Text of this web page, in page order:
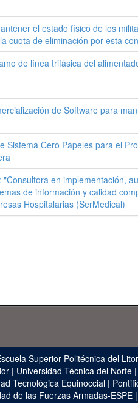
el estado físico de los
cuota de eliminación por esta
de línea trifásica del
de Software para
Sistema Cero Papeles para el
"Consultora en implementación,
de información y calidad
Hospitalarias (SerMedical)
Superior Politécnica del
| Universidad Técnica del Norte|
Tecnológica Equinoccial|
de las Fuerzas Armadas-ESPE |